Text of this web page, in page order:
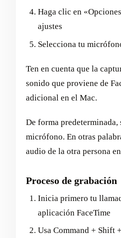
Haga clic en
ajustes
Selecciona tu
Ten en cuenta que la
sonido que proviene de
adicional en el Mac.
De forma
micrófono. En otras
audio de la otra persona
Proceso de grabación
Inicia primero tu
aplicación FaceTime
Usa Command + Shift